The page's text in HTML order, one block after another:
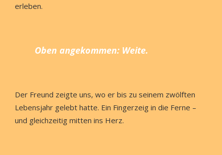
erleben.
Oben angekommen: Weite.
Der Freund zeigte uns, wo er bis zu seinem zwölften
Lebensjahr gelebt hatte. Ein Fingerzeig in die Ferne –
und gleichzeitig mitten ins Herz.